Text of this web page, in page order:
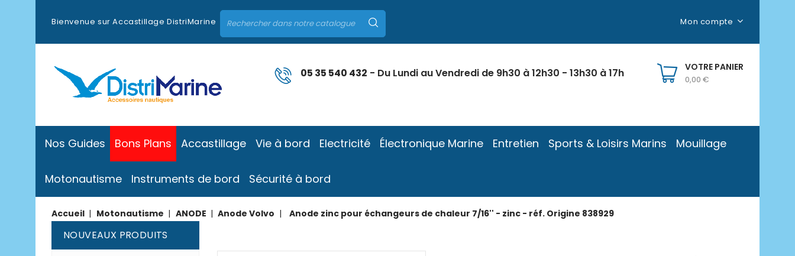
Bienvenue sur Accastillage DistriMarine Mon compte
VOTRE PANIER
0,00 €
05 35 540 432 - Du Lundi au Vendredi de 9h30 à 12h30 - 13h30 à 17h
Nos Guides Bons Plans Accastillage Vie à bord Electricité Électronique Marine Entretien Sports & Loisirs Marins Mouillage
Motonautisme Instruments de bord Sécurité à bord
Accueil Motonautisme ANODE Anode Volvo Anode zinc pour échangeurs de chaleur 7/16'' - zinc - réf. Origine 838929
NOUVEAUX PRODUITS